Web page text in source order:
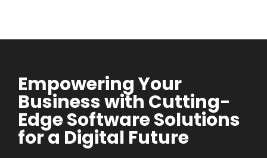
Empowering Your
Business with Cutting-
Edge Software Solutions
for a Digital Future